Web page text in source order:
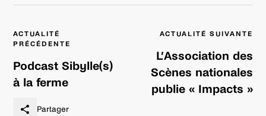
Navigation
de
ACTUALITÉ
PRÉCÉDENTE
Podcast Sibylle(s)
à la ferme
ACTUALITÉ SUIVANTE
L’Association des
Scènes nationales
publie « Impacts »
Partager